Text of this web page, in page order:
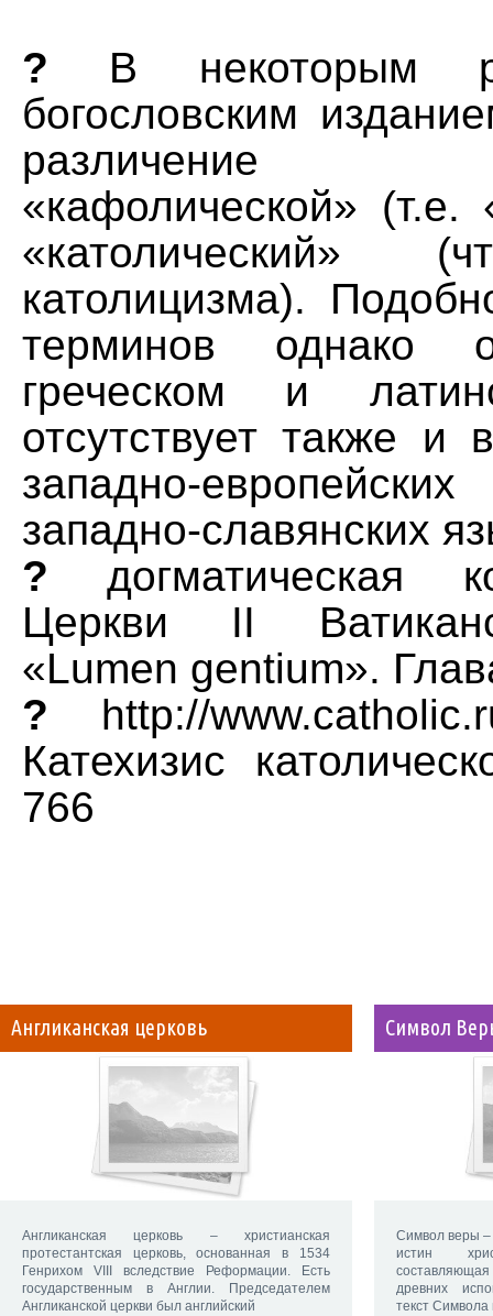
? В некоторым
богословским
различение
«кафолической» (т.е.
«католический»
католицизма).
терминов однако
греческом и
отсутствует также и
западно-
западно-славянских
? догматическая
Церкви II
«Lumen gentium».
? http://
Катехизис
766
Англиканская церковь
Англиканская церковь – христианская
протестантская церковь, основанная в 1534
Генрихом VIII вследствие Реформации. Есть
государственным в Англии. Председателем
Англиканской церкви был английский
Символ
Символ веры –
истин
составляющая
древних
текст